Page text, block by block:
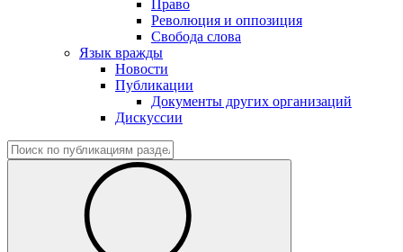
Право
Революция и оппозиция
Свобода слова
Язык вражды
Новости
Публикации
Документы других организаций
Дискуссии